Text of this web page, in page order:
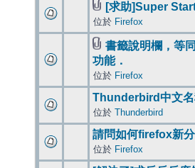
[求助]Super
位於 Firefox
書籤說明欄，等
功能．
位於 Firefox
Thunderbird中文
位於 Thunderbird
請問如何firefox新
位於 Firefox